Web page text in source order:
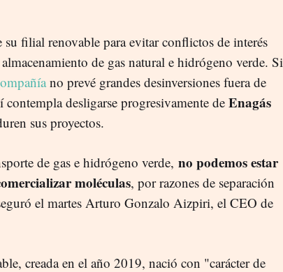
su filial renovable para evitar conflictos de interés
de gas natural e hidrógeno verde. Si
no prevé grandes desinversiones fuera de
desligarse progresivamente de Enagás
sus proyectos.
de gas e hidrógeno verde, no podemos estar
moléculas, por razones de separación
el martes Arturo Gonzalo Aizpiri, el CEO de
creada en el año 2019, nació con "carácter de